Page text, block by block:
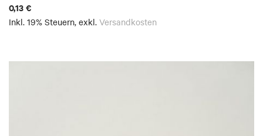
0,13 €
Inkl. 19% Steuern, exkl. Versandkosten